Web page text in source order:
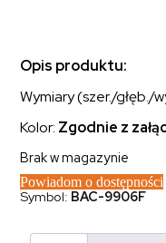
Opis produktu:
Wymiary (szer./głęb./
Kolor: Zgodnie z
Brak w magazynie
Powiadom o dostępności
Symbol: BAC-9906F